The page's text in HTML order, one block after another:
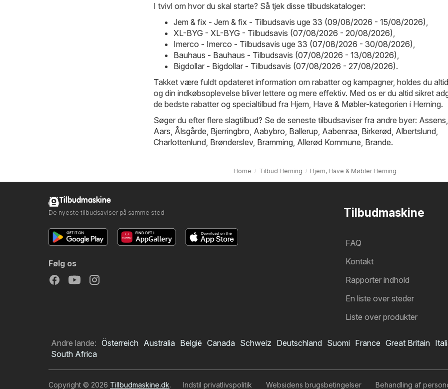
I tvivl om hvor du skal starte? Så tjek disse tilbudskataloger:
Jem & fix - Jem & fix - Tilbudsavis uge 33 (09/08/2026 - 15/08/2026)
XL-BYG - XL-BYG - Tilbudsavis (07/08/2026 - 20/08/2026)
Imerco - Imerco - Tilbudsavis uge 33 (07/08/2026 - 30/08/2026)
Bauhaus - Bauhaus - Tilbudsavis (07/08/2026 - 13/08/2026)
Bigdollar - Bigdollar - Tilbudsavis (07/08/2026 - 27/08/2026).
Takket være fuldt opdateret information om rabatter og kampagner, holdes du
og din indkøbsoplevelse bliver lettere og mere effektiv. Med os er du altid sikret
de bedste rabatter og specialtilbud fra Hjem, Have & Møbler-kategorien i Herning.
Søger du efter flere slagtilbud? Se de seneste tilbudsaviser fra andre byer: Assens
Aars Ålsgårde Bjerringbro Aabybro Ballerup Aabenraa Birkerød Albertslund
Charlottenlund Brønderslev, Bramming Allerød Kommune Brande.
Home Tilbud Herning Hjem, Have & Møbler Herning
Tilbudmaskine
FAQ
Kontakt
Rapporter indhold
En liste over steder
Liste over produkter
Tilbudmaskine
De nyeste tilbudsaviser på samme sted
Følg os
Andre lande: Österreich Australia België Canada Schweiz Deutschland Suomi France Great Britain
South Africa
Copyright © 2026 Tillbudmaskine.dk. Indstil privatlivspolitik Websidens brugsbetingelser Behandling af